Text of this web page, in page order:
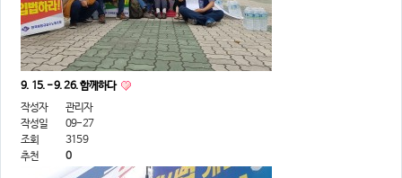
9. 15. - 9. 26. 함께하다
작성자
관리자
작성일
09-27
조회
3159
추천
0